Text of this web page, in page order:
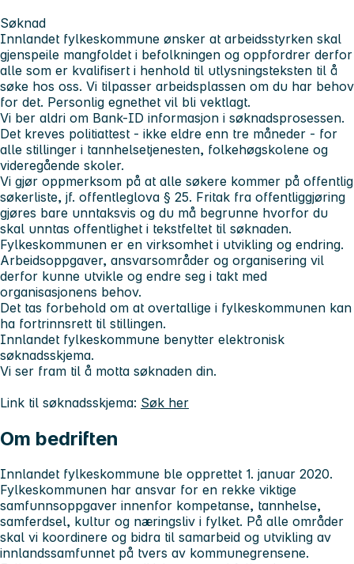
Søknad
Innlandet fylkeskommune ønsker at arbeidsstyrken skal
gjenspeile mangfoldet i befolkningen og oppfordrer derfor
alle som er kvalifisert i henhold til utlysningsteksten til å
søke hos oss. Vi tilpasser arbeidsplassen om du har behov
for det. Personlig egnethet vil bli vektlagt.
Vi ber aldri om Bank-ID informasjon i søknadsprosessen.
Det kreves politiattest - ikke eldre enn tre måneder - for
alle stillinger i tannhelsetjenesten, folkehøgskolene og
videregående skoler.
Vi gjør oppmerksom på at alle søkere kommer på offentlig
søkerliste, jf. offentleglova § 25. Fritak fra offentliggjøring
gjøres bare unntaksvis og du må begrunne hvorfor du
skal unntas offentlighet i tekstfeltet til søknaden.
Fylkeskommunen er en virksomhet i utvikling og endring.
Arbeidsoppgaver, ansvarsområder og organisering vil
derfor kunne utvikle og endre seg i takt med
organisasjonens behov.
Det tas forbehold om at overtallige i fylkeskommunen kan
ha fortrinnsrett til stillingen.
Innlandet fylkeskommune benytter elektronisk
søknadsskjema.
Vi ser fram til å motta søknaden din.
Link til søknadsskjema: Søk her
Om bedriften
Innlandet fylkeskommune ble opprettet 1. januar 2020.
Fylkeskommunen har ansvar for en rekke viktige
samfunnsoppgaver innenfor kompetanse, tannhelse,
samferdsel, kultur og næringsliv i fylket. På alle områder
skal vi koordinere og bidra til samarbeid og utvikling av
innlandssamfunnet på tvers av kommunegrensene.